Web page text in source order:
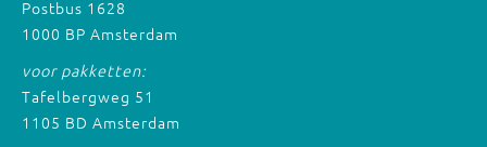
Postbus 1628
1000 BP Amsterdam
voor pakketten:
Tafelbergweg 51
1105 BD Amsterdam